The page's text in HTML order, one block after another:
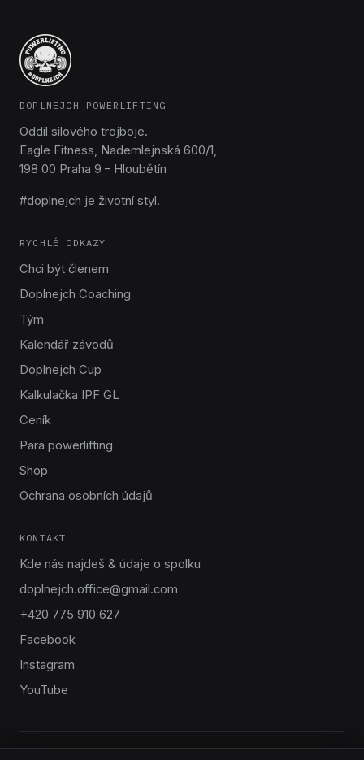
DOPLNEJCH POWERLIFTING
Oddíl silového trojboje.
Eagle Fitness, Nademlejnská 600/1,
198 00 Praha 9 – Hloubětín
#doplnejch je životní styl.
RYCHLÉ ODKAZY
Chci být členem
Doplnejch Coaching
Tým
Kalendář závodů
Doplnejch Cup
Kalkulačka IPF GL
Ceník
Para powerlifting
Shop
Ochrana osobních údajů
KONTAKT
Kde nás najdeš & údaje o spolku
doplnejch.office@gmail.com
+420 775 910 627
Facebook
Instagram
YouTube